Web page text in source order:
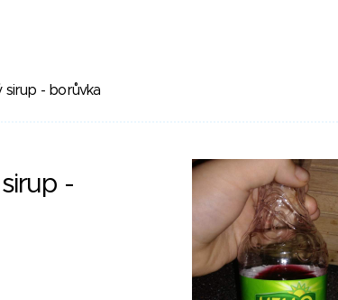
sirup - borůvka
-